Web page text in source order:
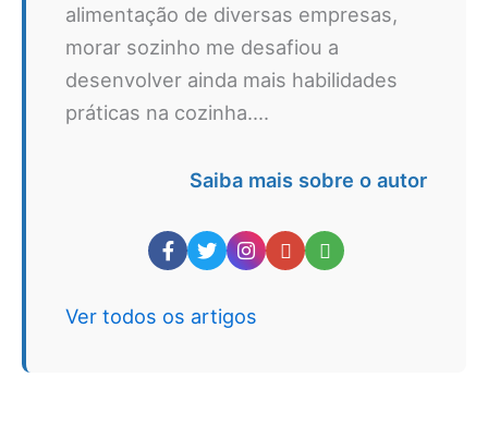
alimentação de diversas empresas,
morar sozinho me desafiou a
desenvolver ainda mais habilidades
práticas na cozinha....
Saiba mais sobre o autor
Ver todos os artigos